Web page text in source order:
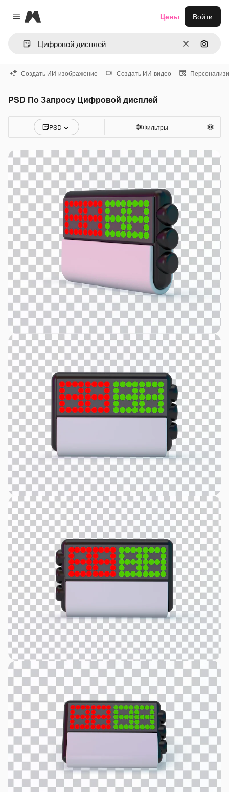
Close menu
Magnific
ОчиститьПоиск
Цены Войти
Создать ИИ-изображение Создать ИИ-видео
PSD По Запросу Цифровой дисплей
PSD Фильтры